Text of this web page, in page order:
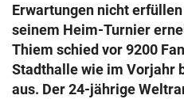
Erwartungen nicht
seinem Heim-Turnier
Thiem schied vor 9200
Stadthalle wie im Vorjahr
aus. Der 24-jährige